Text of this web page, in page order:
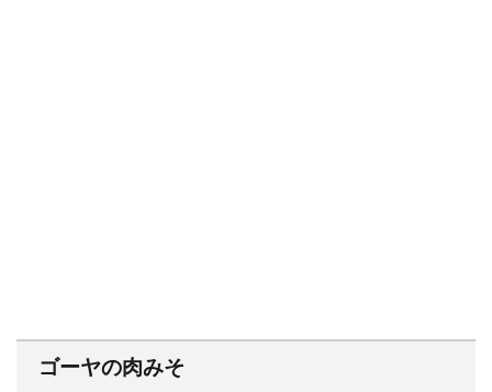
ゴーヤの肉みそ